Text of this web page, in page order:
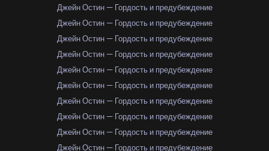
Джейн Остин — Гордость и предубеждение
Джейн Остин — Гордость и предубеждение
Джейн Остин — Гордость и предубеждение
Джейн Остин — Гордость и предубеждение
Джейн Остин — Гордость и предубеждение
Джейн Остин — Гордость и предубеждение
Джейн Остин — Гордость и предубеждение
Джейн Остин — Гордость и предубеждение
Джейн Остин — Гордость и предубеждение
Джейн Остин — Гордость и предубеждение